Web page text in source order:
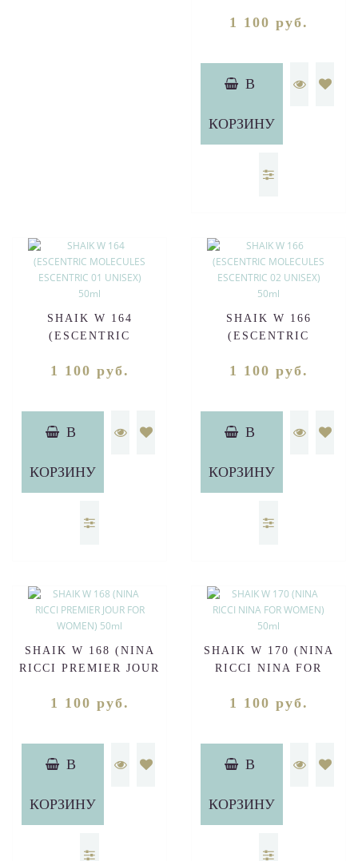
1 100 руб.
В
КОРЗИНУ
SHAIK W 164
(ESCENTRIC
ESCENTRIC 01
1 100 руб.
В
КОРЗИНУ
SHAIK W 166
(ESCENTRIC
ESCENTRIC 02
1 100 руб.
В
КОРЗИНУ
SHAIK W 168 (NINA
RICCI PREMIER JOUR
1 100 руб.
В
КОРЗИНУ
SHAIK W 170 (NINA
RICСI NINA FOR
1 100 руб.
В
КОРЗИНУ